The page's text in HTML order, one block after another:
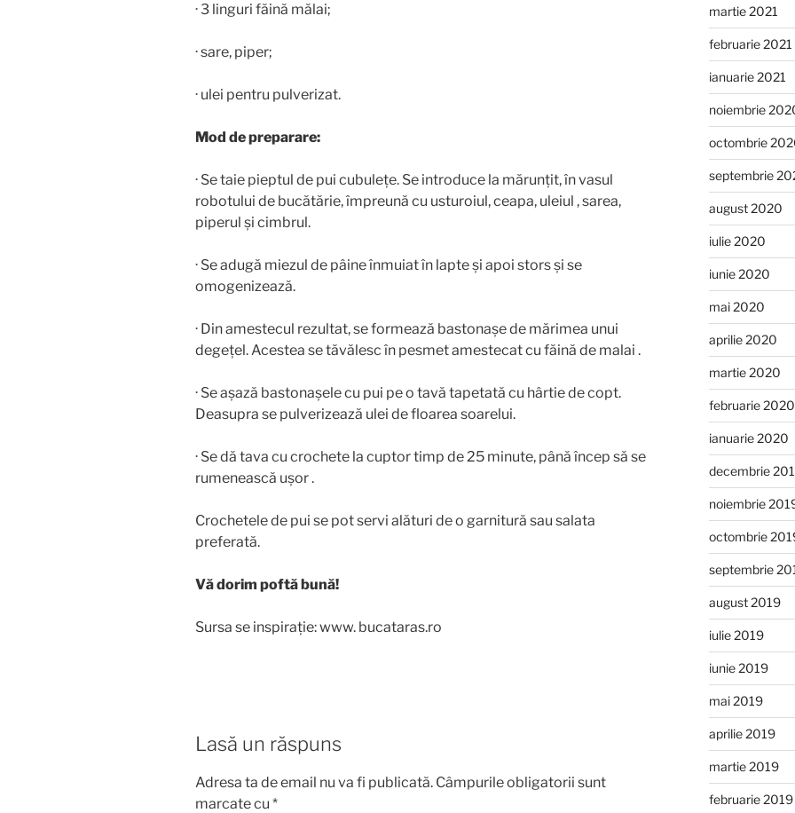
· 3 linguri făină mălai;
· sare, piper;
· ulei pentru pulverizat.
Mod de preparare:
· Se taie pieptul de pui cubulețe. Se introduce la mărunțit, în vasul
robotului de bucătărie, împreună cu usturoiul, ceapa, uleiul , sarea,
piperul și cimbrul.
· Se adugă miezul de pâine înmuiat în lapte și apoi stors și se
omogenizează.
· Din amestecul rezultat, se formează bastonașe de mărimea unui
degețel. Acestea se tăvălesc în pesmet amestecat cu făină de malai .
· Se așază bastonașele cu pui pe o tavă tapetată cu hârtie de copt.
Deasupra se pulverizează ulei de floarea soarelui.
· Se dă tava cu crochete la cuptor timp de 25 minute, până încep să se
rumenească ușor .
Crochetele de pui se pot servi alături de o garnitură sau salata
preferată.
Vă dorim poftă bună!
Sursa se inspirație: www. bucataras.ro
Lasă un răspuns
Adresa ta de email nu va fi publicată. Câmpurile obligatorii sunt
marcate cu *
martie 2021
februarie 2021
ianuarie 2021
noiembrie
octombrie
septembrie
august 2020
iulie 2020
iunie 2020
mai 2020
aprilie 2020
martie 2020
februarie 2020
ianuarie 2020
decembrie
noiembrie
octombrie
septembrie
august 2019
iulie 2019
iunie 2019
mai 2019
aprilie 2019
martie 2019
februarie 2019